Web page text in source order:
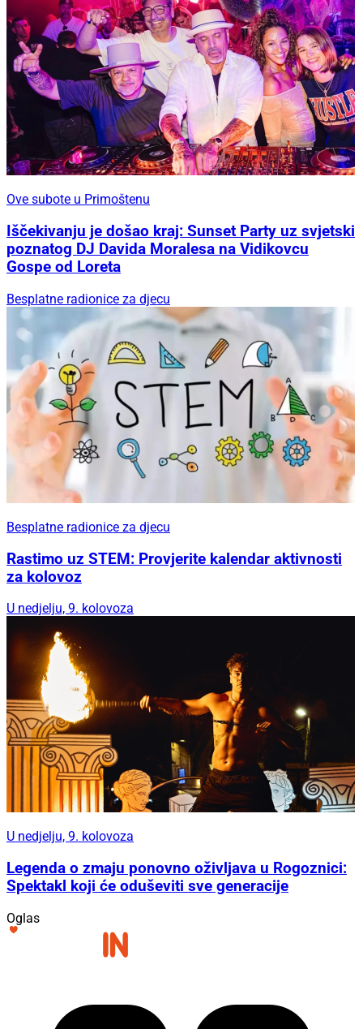
Ove subote u Primoštenu
Iščekivanju je došao kraj: Sunset Party uz svjetski
poznatog DJ Davida Moralesa na Vidikovcu
Gospe od Loreta
Besplatne radionice za djecu
Besplatne radionice za djecu
Rastimo uz STEM: Provjerite kalendar aktivnosti
za kolovoz
U nedjelju, 9. kolovoza
U nedjelju, 9. kolovoza
Legenda o zmaju ponovno oživljava u Rogoznici:
Spektakl koji će oduševiti sve generacije
Oglas